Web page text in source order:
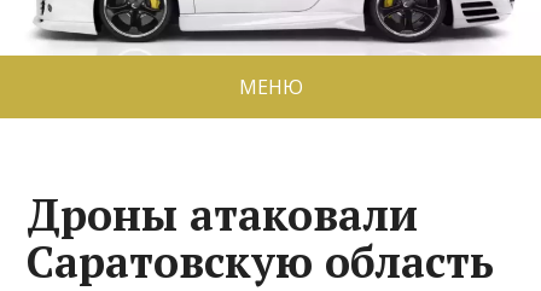
МЕНЮ
Дроны атаковали
Саратовскую область